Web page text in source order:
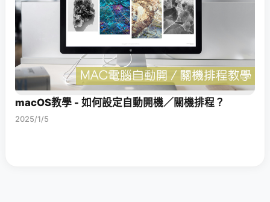
macOS教學 - 如何設定自動開機／關機排程？
2025/1/5